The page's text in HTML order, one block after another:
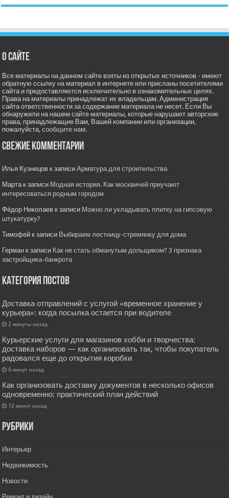
О сайте
Все материалы на данном сайте взяты из открытых источников - имеют
обратную ссылку на материал в интернете или присланы посетителями
сайта и предоставляются исключительно в ознакомительных целях.
Права на материалы принадлежат их владельцам. Администрация
сайта ответственности за содержание материала не несет. Если Вы
обнаружили на нашем сайте материалы, которые нарушают авторские
права, принадлежащие Вам, Вашей компании или организации,
пожалуйста,сообщите нам.
Свежие комментарии
Илья Кузнецов к записиАрматура для строительства
Мартак записи Модная история. Как москвичей приучают
интересоваться родным городом
Фёдор Николаев к записи Можно ли укладывать плитку на гипсовую
штукатурку?
Тимофей к записи Выбираем лестницу-стремянку для дома
Герман к записи Как не стать обманутым дольщиком? 3 признака
застройщика-банкрота
Категория постов
Доставка отправлений с услугой «временное хранение у
курьера»: когда посылка остается при водителе
2 минуты назад
Курьерские услуги для магазинов хобби и творчества:
доставка наборов — как организовать так, чтобы покупатель
радовался еще до открытия коробки
6 минут назад
Как организовать доставку документов в несколько офисов
одновременно: практический план действий
12 минут назад
РУбрики
Интерьер
Недвижимость
Новости